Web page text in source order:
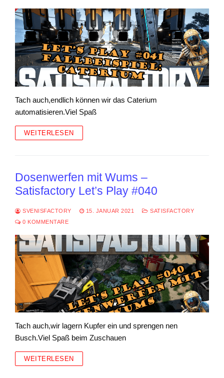
Tach auch,endlich können wir das Caterium
automatisieren.Viel Spaß
WEITERLESEN
Dosenwerfen mit Wums –
Satisfactory Let’s Play #040
SVENISFACTORY 15. JANUAR 2021
SATISFACTORY
0 KOMMENTARE
Tach auch,wir lagern Kupfer ein und sprengen nen
Busch.Viel Spaß beim Zuschauen
WEITERLESEN